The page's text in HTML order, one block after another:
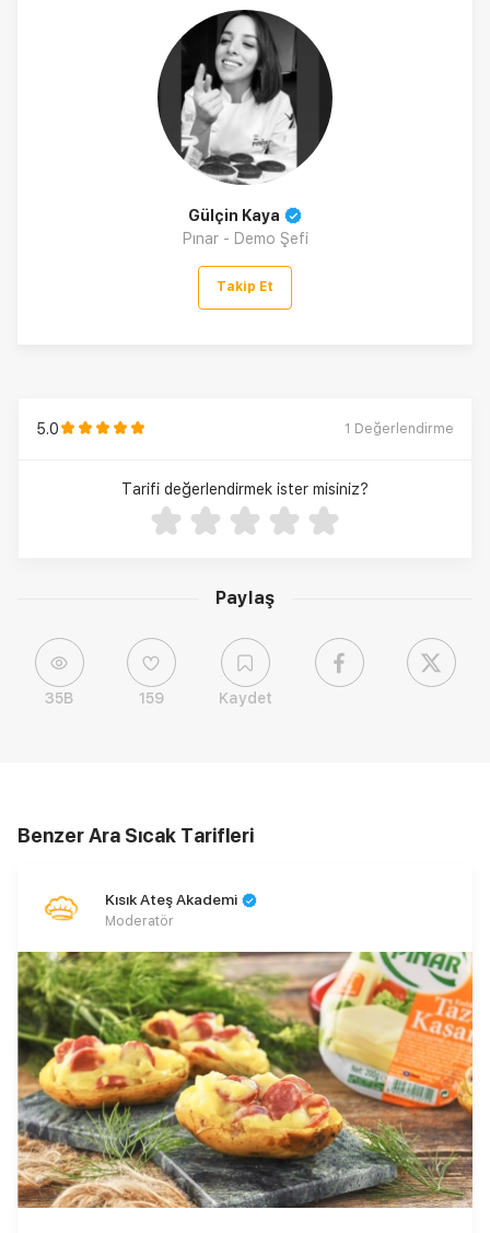
Paylaş
35B 159 Kaydet
Gülçin Kaya
Pınar - Demo Şefi
Takip Et
5.0 1 Değerlendirme
Tarifi değerlendirmek ister misiniz?
Benzer Ara Sıcak Tarifleri
Kısık Ateş Akademi
Moderatör